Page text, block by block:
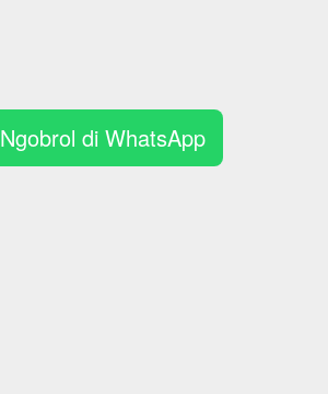
Ngobrol di WhatsApp